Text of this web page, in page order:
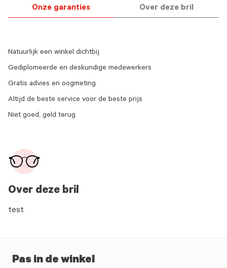
Onze garanties Over deze bril
Over deze bril
test
Natuurlijk een winkel dichtbij
Gediplomeerde en deskundige medewerkers
Gratis advies en oogmeting
Altijd de beste service voor de beste prijs
Niet goed, geld terug
Pas in de winkel